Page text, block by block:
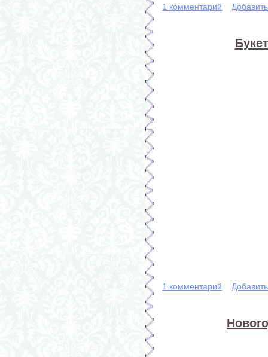
1 комментарий
1 комментарий